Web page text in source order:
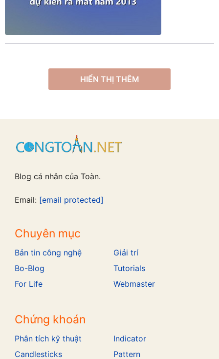
HIỂN THỊ THÊM
Blog cá nhân của Toàn.
Email: [email protected]
Chuyên mục
Bản tin công nghệ
Bo-Blog
For Life
Giải trí
Tutorials
Webmaster
Chứng khoán
Phân tích kỹ thuật
Candlesticks
Indicator
Pattern